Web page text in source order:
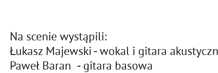
Na scenie wystąpili:
Łukasz Majewski - wokal i gitara
Paweł Baran - gitara basowa